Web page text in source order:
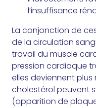
l’insuffisance
La conjonction de
de la circulation
travail du muscle
pression cardiaque
elles deviennent
cholestérol peuvent
(apparition de